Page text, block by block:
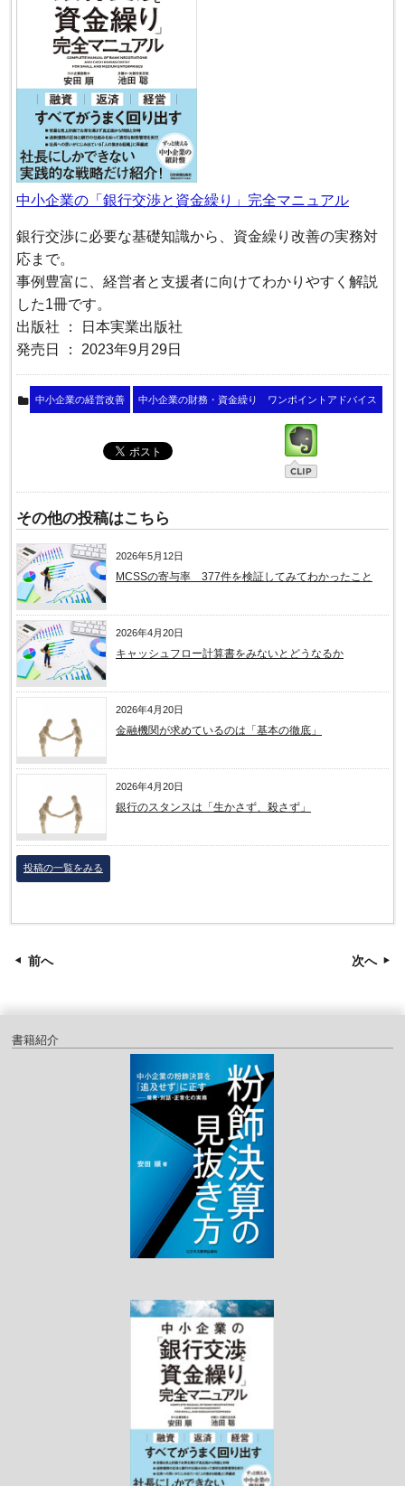
中小企業の「銀行交渉と資金繰り」完全マニュアル
銀行交渉に必要な基礎知識から、資金繰り改善の実務対
応まで。
事例豊富に、経営者と支援者に向けてわかりやすく解説
した1冊です。
出版社 ： 日本実業出版社
発売日 ： 2023年9月29日
中小企業の経営改善 中小企業の財務・資金繰り ワンポイントアドバイス
その他の投稿はこちら
2026年5月12日
MCSSの寄与率 377件を検証してみてわかったこと
2026年4月20日
キャッシュフロー計算書をみないとどうなるか
2026年4月20日
金融機関が求めているのは「基本の徹底」
2026年4月20日
銀行のスタンスは「生かさず、殺さず」
投稿の一覧をみる
前へ 次へ
書籍紹介